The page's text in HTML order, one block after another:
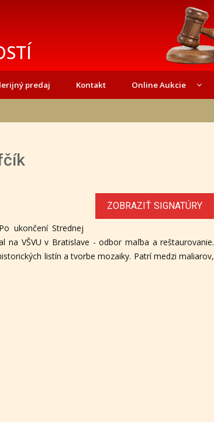
predaj Kontakt Online Aukcie
ZOBRAZIŤ SIGNATÚRY
ukončení Strednej
na VŠVU v Bratislave - odbor maľba a reštaurovanie.
listín a tvorbe mozaiky. Patrí medzi maliarov,